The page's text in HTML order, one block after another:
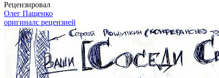
Рецензировал
Олег Пащенко
оригиналс рецензией